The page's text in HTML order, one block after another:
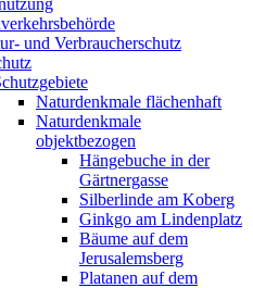
und Verbraucherschutz
Naturdenkmale flächenhaft
Naturdenkmale
objektbezogen
Hängebuche in der
Gärtnergasse
Silberlinde am Koberg
Ginkgo am Lindenplatz
Bäume auf dem
Jerusalemsberg
Platanen auf dem